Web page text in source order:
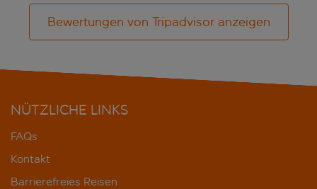
Bewertungen von Tripadvisor anzeigen
NÜTZLICHE LINKS
FAQs
Kontakt
Barrierefreies Reisen